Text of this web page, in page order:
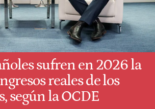
sufren en 2026 la
reales de los
según la OCDE